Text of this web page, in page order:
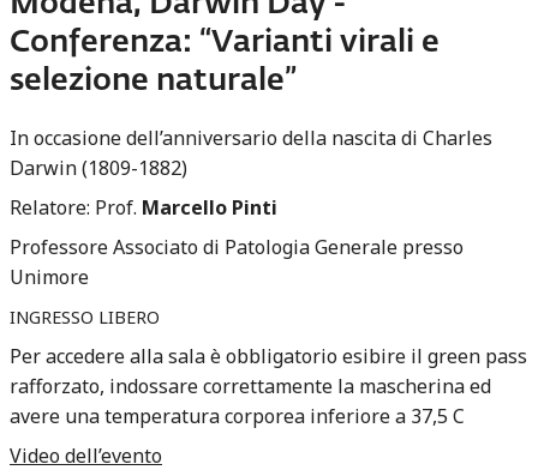
Conferenza: “Varianti virali e
selezione naturale”
In occasione dell’anniversario della nascita di Charles
Darwin (1809-1882)
Relatore: Prof. Marcello Pinti
Professore Associato di Patologia Generale presso
Unimore
INGRESSO LIBERO
Per accedere alla sala è obbligatorio esibire il green pass
rafforzato, indossare correttamente la mascherina ed
avere una temperatura corporea inferiore a 37,5 C
Video dell’evento